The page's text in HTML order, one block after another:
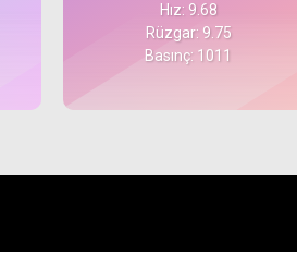
Hız: 9.68
Rüzgar: 9.75
Basınç: 1011